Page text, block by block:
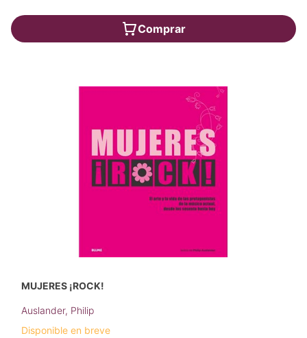
Comprar
MUJERES ¡ROCK!
Auslander, Philip
Disponible en breve